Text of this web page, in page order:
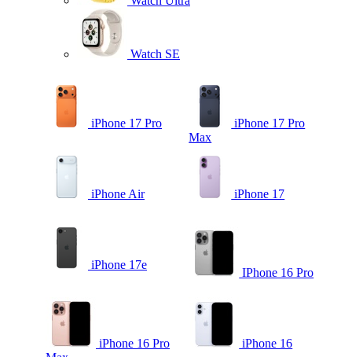
Watch SE
iPhone 17 Pro
iPhone 17 Pro
Max
iPhone Air iPhone 17
iPhone 17e
IPhone 16 Pro
iPhone 16 Pro
iPhone 16